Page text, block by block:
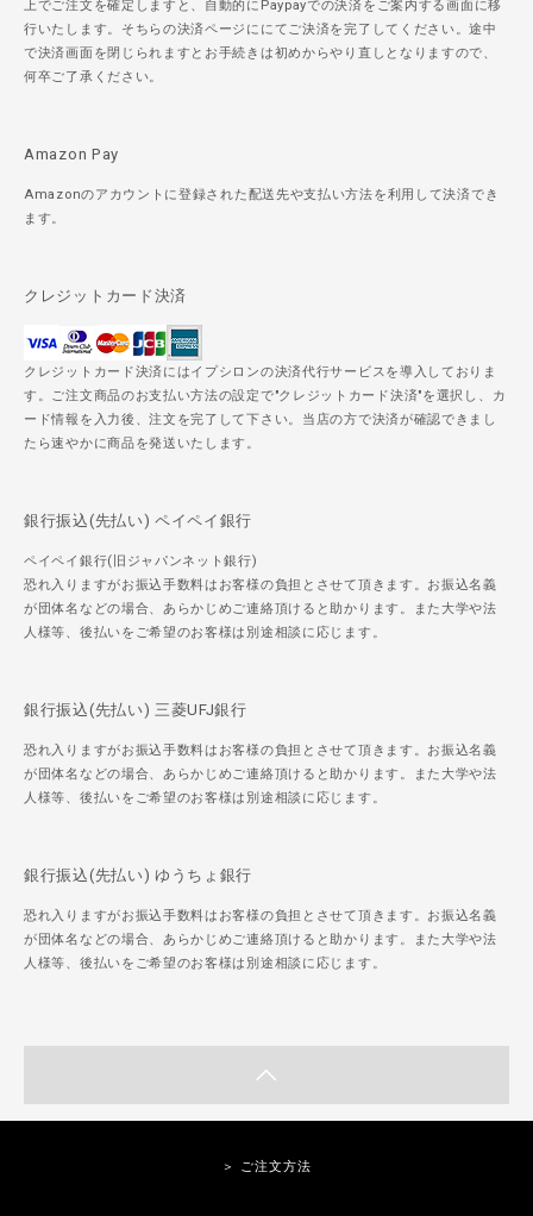
上でご注文を確定しますと、自動的にPaypayでの決済をご案内する画面に移
行いたします。そちらの決済ページににてご決済を完了してください。途中
で決済画面を閉じられますとお手続きは初めからやり直しとなりますので、
何卒ご了承ください。
Amazon Pay
Amazonのアカウントに登録された配送先や支払い方法を利用して決済でき
ます。
クレジットカード決済
クレジットカード決済にはイプシロンの決済代行サービスを導入しておりま
す。ご注文商品のお支払い方法の設定で"クレジットカード決済"を選択し、カ
ード情報を入力後、注文を完了して下さい。当店の方で決済が確認できまし
たら速やかに商品を発送いたします。
銀行振込(先払い) ペイペイ銀行
ペイペイ銀行(旧ジャパンネット銀行)
恐れ入りますがお振込手数料はお客様の負担とさせて頂きます。お振込名義
が団体名などの場合、あらかじめご連絡頂けると助かります。また大学や法
人様等、後払いをご希望のお客様は別途相談に応じます。
銀行振込(先払い) 三菱UFJ銀行
恐れ入りますがお振込手数料はお客様の負担とさせて頂きます。お振込名義
が団体名などの場合、あらかじめご連絡頂けると助かります。また大学や法
人様等、後払いをご希望のお客様は別途相談に応じます。
銀行振込(先払い) ゆうちょ銀行
恐れ入りますがお振込手数料はお客様の負担とさせて頂きます。お振込名義
が団体名などの場合、あらかじめご連絡頂けると助かります。また大学や法
人様等、後払いをご希望のお客様は別途相談に応じます。
＞ ご注文方法